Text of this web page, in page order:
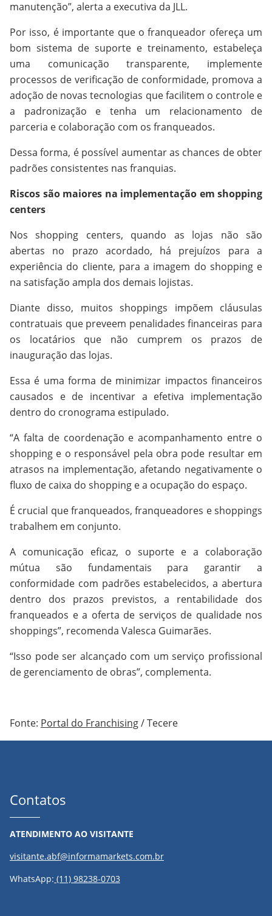
manutenção”, alerta a executiva da JLL.
Por isso, é importante que o franqueador ofereça um
bom sistema de suporte e treinamento, estabeleça
uma comunicação transparente, implemente
processos de verificação de conformidade, promova a
adoção de novas tecnologias que facilitem o controle e
a padronização e tenha um relacionamento de
parceria e colaboração com os franqueados.
Dessa forma, é possível aumentar as chances de obter
padrões consistentes nas franquias.
Riscos são maiores na implementação em shopping
centers
Nos shopping centers, quando as lojas não são
abertas no prazo acordado, há prejuízos para a
experiência do cliente, para a imagem do shopping e
na satisfação ampla dos demais lojistas.
Diante disso, muitos shoppings impõem cláusulas
contratuais que preveem penalidades financeiras para
os locatários que não cumprem os prazos de
inauguração das lojas.
Essa é uma forma de minimizar impactos financeiros
causados e de incentivar a efetiva implementação
dentro do cronograma estipulado.
“A falta de coordenação e acompanhamento entre o
shopping e o responsável pela obra pode resultar em
atrasos na implementação, afetando negativamente o
fluxo de caixa do shopping e a ocupação do espaço.
É crucial que franqueados, franqueadores e shoppings
trabalhem em conjunto.
A comunicação eficaz, o suporte e a colaboração
mútua são fundamentais para garantir a
conformidade com padrões estabelecidos, a abertura
dentro dos prazos previstos, a rentabilidade dos
franqueados e a oferta de serviços de qualidade nos
shoppings”, recomenda Valesca Guimarães.
“Isso pode ser alcançado com um serviço profissional
de gerenciamento de obras”, complementa.
Fonte: Portal do Franchising/ Tecere
Contatos
ATENDIMENTO AO VISITANTE
visitante.abf@informamarkets.com.br
WhatsApp: (11) 98238-0703